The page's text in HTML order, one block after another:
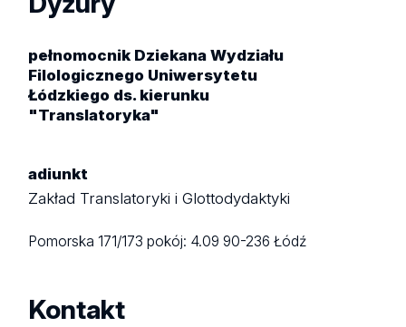
pełnomocnik Dziekana Wydziału
Filologicznego Uniwersytetu
Łódzkiego ds. kierunku
"Translatoryka"
adiunkt
Zakład Translatoryki i Glottodydaktyki
Pomorska 171/173pokój: 4.0990-236 Łódź
Kontakt